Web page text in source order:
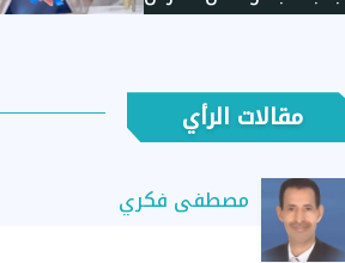
مقالات الرأي
مصطفى فكري